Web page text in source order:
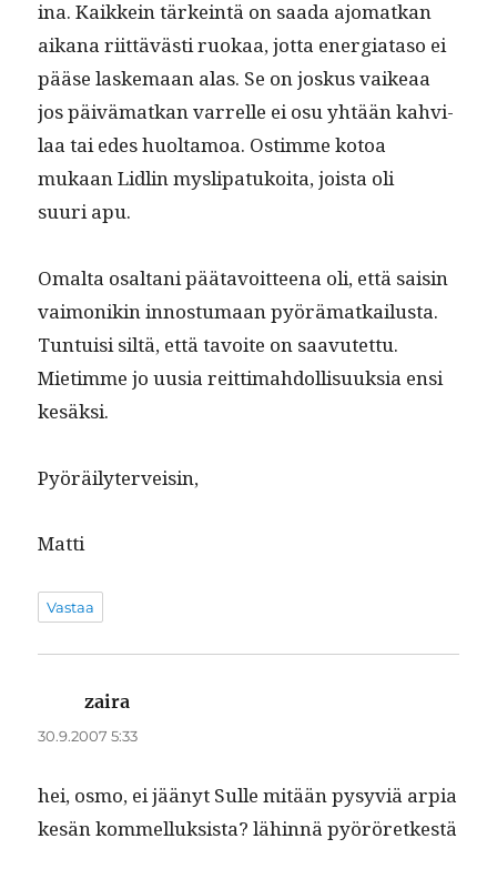
ina. Kaikkein tärkein­tä on saa­da ajo­matkan
aikana riit­tävästi ruokaa, jot­ta ener­giata­so ei
pääse laske­maan alas. Se on joskus vaikeaa
jos päivä­matkan var­relle ei osu yhtään kahvi­
laa tai edes huolta­moa. Ostimme kotoa
mukaan Lidlin mys­li­patukoi­ta, joista oli
suuri apu.
Oma­l­ta osaltani pää­tavoit­teena oli, että saisin
vai­monikin innos­tu­maan pyörä­matkailus­ta.
Tun­tu­isi siltä, että tavoite on saavutet­tu.
Mietimme jo uusia reit­timah­dol­lisuuk­sia ensi
kesäksi.
Pyöräi­lyter­veisin,
Mat­ti
Vastaa
zaira
30.9.2007 5:33
hei, osmo, ei jäänyt Sulle mitään pysyviä arpia
kesän kom­mel­luk­sista? lähin­nä pyöröretkestä